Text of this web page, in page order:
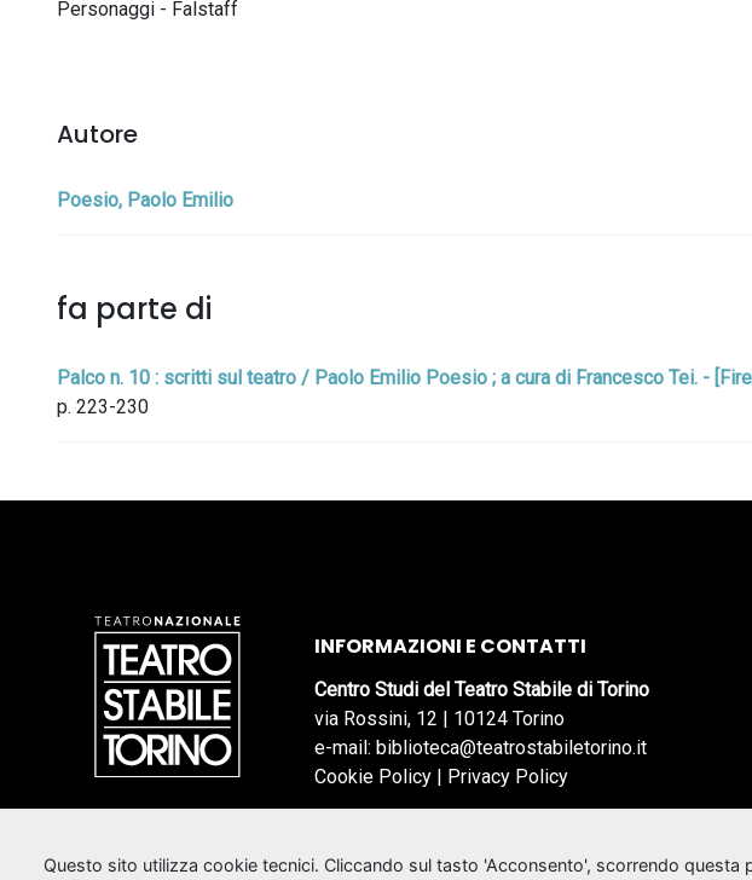
Personaggi - Falstaff
Autore
Poesio, Paolo Emilio
fa parte di
Palco n. 10 : scritti sul teatro / Paolo Emilio Poesio ; a cura di Francesco Tei. -
p. 223-230
INFORMAZIONI E CONTATTI
Centro Studi del Teatro Stabile di Torino
via Rossini, 12 | 10124 Torino
e-mail: biblioteca@teatrostabiletorino.it
Cookie Policy | Privacy Policy
Questo sito utilizza cookie tecnici. Cliccando sul tasto 'Acconsento', scorrendo